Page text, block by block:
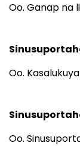
Oo. Ganap na
Oo.
Oo.